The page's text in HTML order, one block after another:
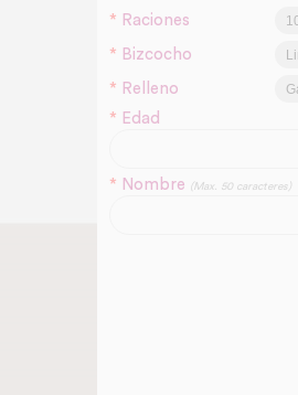
* Raciones
* Bizcocho
* Relleno
* Edad
* Nombre (Max. 50 caracteres)